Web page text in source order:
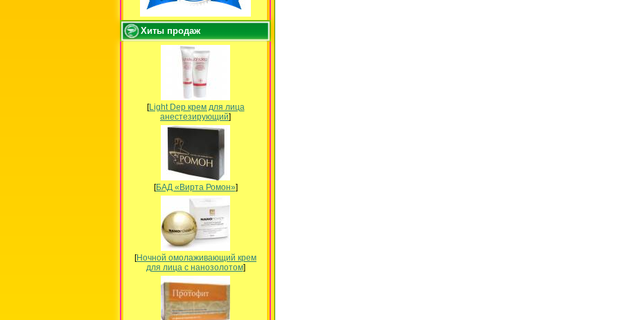
Хиты продаж
[Light Dep крем для лица
анестезирующий]
[БАД «Вирта Ромон»]
[Ночной омолаживающий крем
для лица с нанозолотом]